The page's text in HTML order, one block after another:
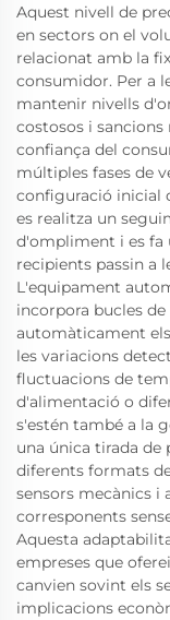
Aquest nivell de
en sectors on el
relacionat amb la
consumidor. Per a
mantenir nivells
costosos i
confiança del
múltiples fases de
configuració inicial
es realitza un
d'ompliment i es fa
recipients passin a
L'equipament
incorpora bucles
automàticament
les variacions
fluctuacions de
d'alimentació o
s'estén també a la
una única tirada de
diferents formats
sensors mecànics
corresponents
Aquesta
empreses que
canvien sovint els
implicacions